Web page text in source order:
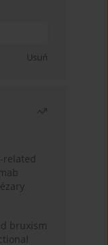
Usuń
related
bruxism